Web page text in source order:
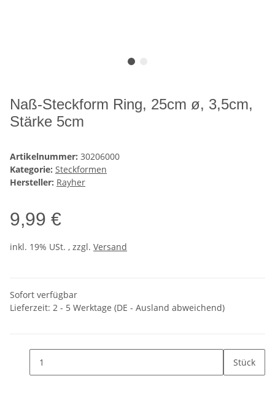
Naß-Steckform Ring, 25cm ø, 3,5cm,
Stärke 5cm
Artikelnummer: 30206000
Kategorie: Steckformen
Hersteller: Rayher
9,99 €
inkl. 19% USt. , zzgl. Versand
Sofort verfügbar
Lieferzeit: 2 - 5 Werktage (DE - Ausland abweichend)
Stück